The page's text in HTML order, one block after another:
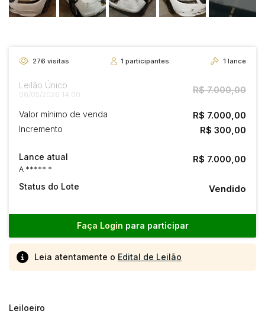
276 visitas 1participantes 1 lance
Leilão Único
06/05/2026 14:00 R$ 7.000,00
Valor mínimo de venda R$ 7.000,00
Incremento R$ 300,00
Lance atual
A ***** *
R$ 7.000,00
Status do Lote Vendido
Faça Login para participar
Leia atentamente o Edital de Leilão
Leiloeiro